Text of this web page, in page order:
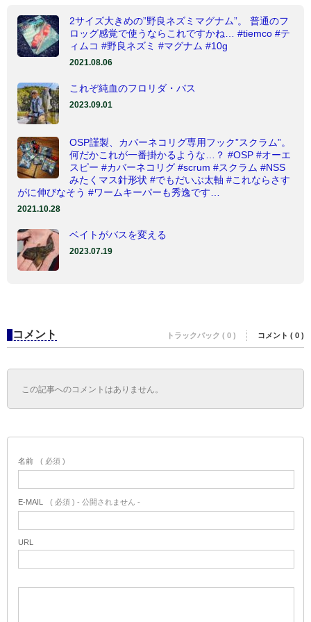
2サイズ大きめの”野良ネズミマグナム”。 普通のフ
ロッグ感覚で使うならこれですかね… #tiemco #テ
ィムコ #野良ネズミ #マグナム #10g
2021.08.06
これぞ純血のフロリダ・バス
2023.09.01
OSP謹製、カバーネコリグ専用フック”スクラム”。
何だかこれが一番掛かるような…？ #OSP #オーエ
スピー #カバーネコリグ #scrum #スクラム #NSS
みたくマス針形状 #でもだいぶ太軸 #これならさす
がに伸びなそう #ワームキーパーも秀逸です…
2021.10.28
ベイトがバスを変える
2023.07.19
コメント トラックバック ( 0 ) コメント ( 0 )
この記事へのコメントはありません。
名前 ( 必須 )
E-MAIL ( 必須 ) - 公開されません -
URL